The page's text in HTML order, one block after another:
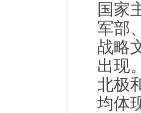
国家
军部
战略
出现
北极
均体